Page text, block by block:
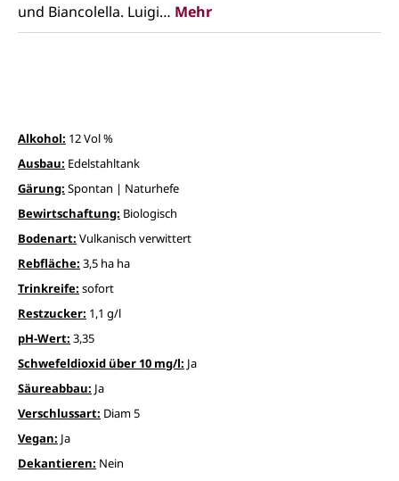
und Biancolella. Luigi… Mehr
Alkohol: 12 Vol %
Ausbau: Edelstahltank
Gärung: Spontan | Naturhefe
Bewirtschaftung: Biologisch
Bodenart: Vulkanisch verwittert
Rebfläche: 3,5 ha ha
Trinkreife: sofort
Restzucker: 1,1 g/l
pH-Wert: 3,35
Schwefeldioxid über 10 mg/l: Ja
Säureabbau: Ja
Verschlussart: Diam 5
Vegan: Ja
Dekantieren: Nein